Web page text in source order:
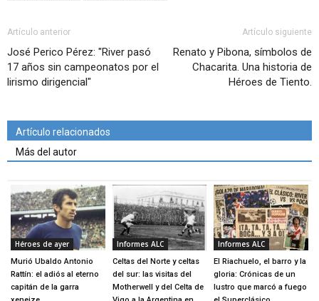
Artículo anterior
José Perico Pérez: "River pasó
17 años sin campeonatos por el
lirismo dirigencial"
Artículo siguiente
Renato y Pibona, símbolos de
Chacarita. Una historia de
Héroes de Tiento.
Artículo relacionados
Más del autor
Héroes de ayer
Murió Ubaldo Antonio
Rattín: el adiós al eterno
capitán de la garra
Informes ALC
Celtas del Norte y celtas
del sur: las visitas del
Motherwell y del Celta de
Informes ALC
El Riachuelo, el barro y la
gloria: Crónicas de un
lustro que marcó a fuego